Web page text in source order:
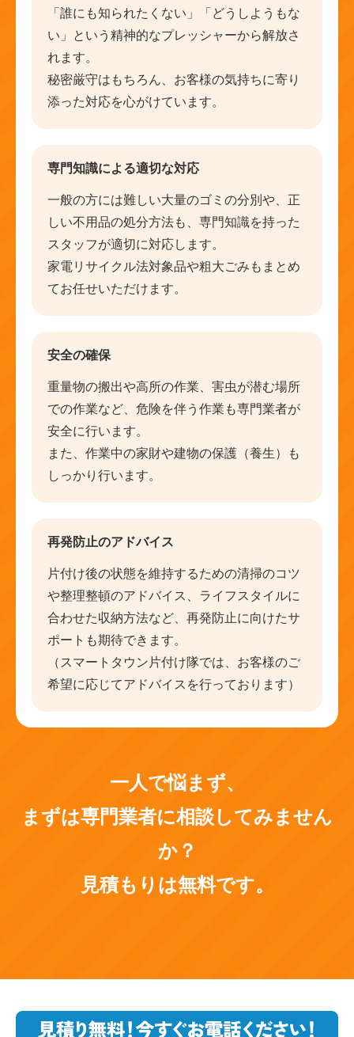
「誰にも知られたくない」「どうしようもな
い」という精神的なプレッシャーから解放さ
れます。
秘密厳守はもちろん、お客様の気持ちに寄り
添った対応を心がけています。
専門知識による適切な対応
一般の方には難しい大量のゴミの分別や、正
しい不用品の処分方法も、専門知識を持った
スタッフが適切に対応します。
家電リサイクル法対象品や粗大ごみもまとめ
てお任せいただけます。
安全の確保
重量物の搬出や高所の作業、害虫が潜む場所
での作業など、危険を伴う作業も専門業者が
安全に行います。
また、作業中の家財や建物の保護（養生）も
しっかり行います。
再発防止のアドバイス
片付け後の状態を維持するための清掃のコツ
や整理整頓のアドバイス、ライフスタイルに
合わせた収納方法など、再発防止に向けたサ
ポートも期待できます。
（スマートタウン片付け隊では、お客様のご
希望に応じてアドバイスを行っております）
一人で悩まず、
まずは専門業者に相談してみません
か？
見積もりは無料です。